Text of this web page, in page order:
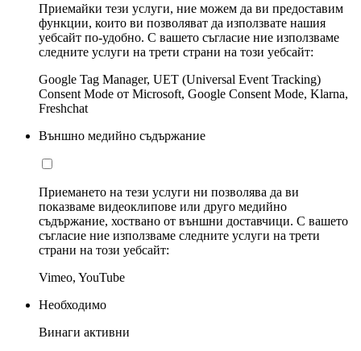
Приемайки тези услуги, ние можем да ви предоставим
функции, които ви позволяват да използвате нашия
уебсайт по-удобно. С вашето съгласие ние използваме
следните услуги на трети страни на този уебсайт:
Google Tag Manager, UET (Universal Event Tracking)
Consent Mode от Microsoft, Google Consent Mode, Klarna,
Freshchat
Външно медийно съдържание
Приемането на тези услуги ни позволява да ви
показваме видеоклипове или друго медийно
съдържание, хоствано от външни доставчици. С вашето
съгласие ние използваме следните услуги на трети
страни на този уебсайт:
Vimeo, YouTube
Необходимо
Винаги активни